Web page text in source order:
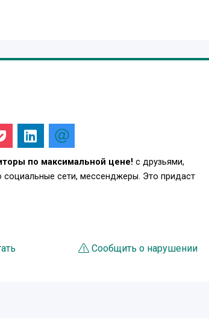
по максимальной цене! с друзьями,
социальные сети, мессенджеры. Это придаст
Сообщить о нарушении